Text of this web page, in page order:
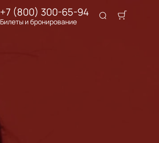
+7 (800) 300-65-94
Билеты и бронирование